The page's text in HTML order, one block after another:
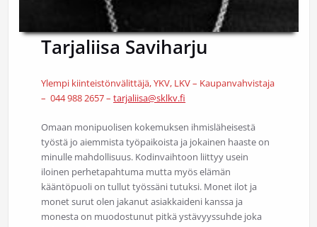
Tarjaliisa Saviharju
Ylempi kiinteistönvälittäjä, YKV, LKV – Kaupanvahvistaja
– 044 988 2657 –tarjaliisa@sklkv.fi
Omaan monipuolisen kokemuksen ihmisläheisestä
työstä jo aiemmista työpaikoista ja jokainen haaste on
minulle mahdollisuus. Kodinvaihtoon liittyy usein
iloinen perhetapahtuma mutta myös elämän
kääntöpuoli on tullut työssäni tutuksi. Monet ilot ja
monet surut olen jakanut asiakkaideni kanssa ja
monesta on muodostunut pitkä ystävyyssuhde joka